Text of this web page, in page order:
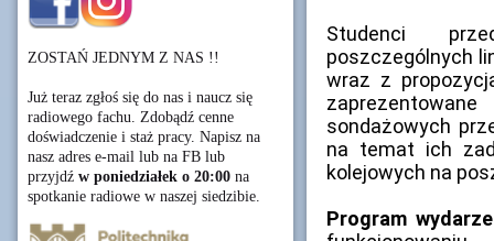
ZOSTAŃ JEDNYM Z NAS !!
Już teraz zgłoś się do nas i naucz się
radiowego fachu. Zdobądź cenne
doświadczenie i staż pracy. Napisz na
nasz adres e-mail lub na FB lub
przyjdź w poniedziałek o 20:00 na
spotkanie radiowe w naszej siedzibie.
Studenci
poszczególnych
wraz z
sondażowych
na temat ich
kolejowych na
Program